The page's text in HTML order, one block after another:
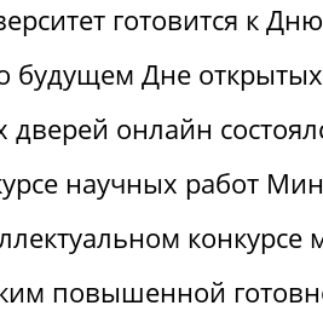
готовится к
будущем Дне
онлайн
научных работ
конкурсе
повышенной